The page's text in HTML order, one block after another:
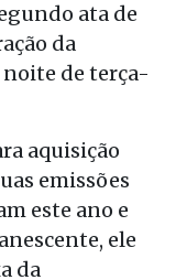
ata de
da
de terça-
aquisição
emissões
este ano e
ele
da